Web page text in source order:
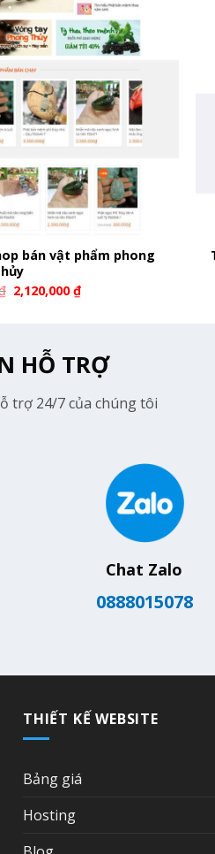
bán vật phẩm phong
2,120,000₫
HỖ TRỢ
trợ 24/7 của chúng tôi
Chat Zalo
0888015078
THIẾT KẾ WEBSITE
Bảng giá
Hosting